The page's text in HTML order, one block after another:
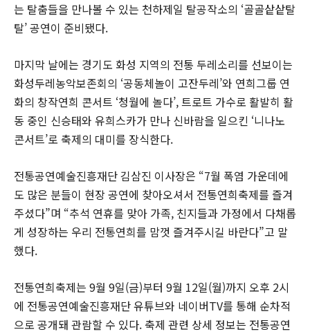
는 탈춤들을 만나볼 수 있는 천하제일 탈공작소의 ‘골골샅샅탈
탈’ 공연이 준비됐다.
마지막 날에는 경기도 화성 지역의 전통 두레소리를 선보이는
화성두레농악보존회의 ‘공동체놀이 고잔두레’와 연희그룹 연
화의 창작연희 콘서트 ‘청월에 놀다’, 트로트 가수로 활발히 활
동 중인 신승태와 유희스카가 만나 신바람을 일으킨 ‘니나노
콘서트’로 축제의 대미를 장식한다.
전통공연예술진흥재단 김삼진 이사장은 “7월 폭염 가운데에
도 많은 분들이 현장 공연에 찾아오셔서 전통연희축제를 즐겨
주셨다”며 “추석 연휴를 맞아 가족, 친지들과 가정에서 다채롭
게 성장하는 우리 전통연희를 맘껏 즐겨주시길 바란다”고 말
했다.
전통연희축제는 9월 9일(금)부터 9월 12일(월)까지 오후 2시
에 전통공연예술진흥재단 유튜브와 네이버TV를 통해 순차적
으로 공개돼 관람할 수 있다. 축제 관련 상세 정보는 전통공연